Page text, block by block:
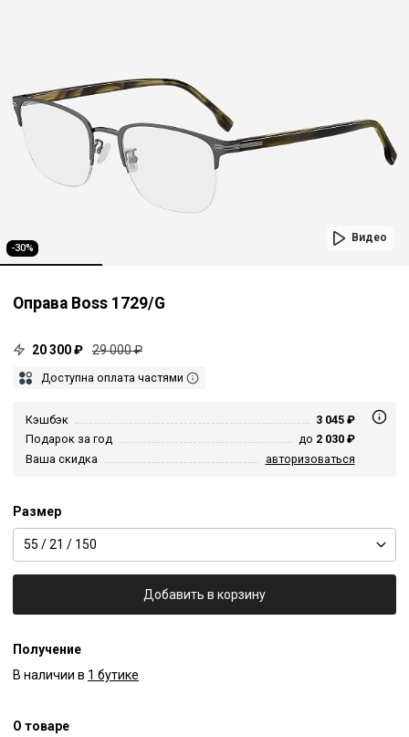
-30%
Видео
Оправа Boss 1729/G
20 300 ₽ 29 000 ₽
Доступна оплата частями
Кэшбэк
3 045 ₽
Подарок за год
до 2 030 ₽
Ваша скидка
авторизоваться
Размер
55 / 21 / 150
Добавить в корзину
Получение
В наличии в 1 бутике
О товаре